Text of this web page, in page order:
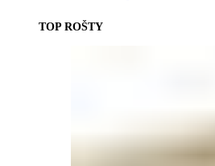
TOP ROŠTY